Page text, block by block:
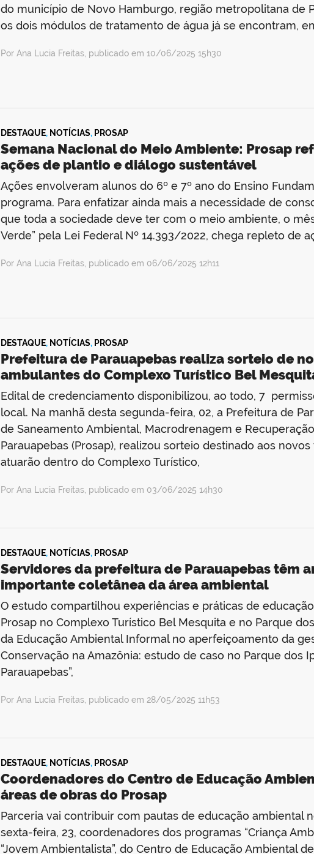
do município de Novo Hamburgo, região metropolitana de
os dois módulos de tratamento de água já se encontram,
Por Ana Lucia Freitas, publicado em 10/06/2025 15h30
DESTAQUE, NOTÍCIAS, PROSAP
Semana Nacional do Meio Ambiente: Prosap
ações de plantio e diálogo sustentável
Ações envolveram alunos do 6º e 7º ano do Ensino
programa. Para enfatizar ainda mais a necessidade de
que toda a sociedade deve ter com o meio ambiente, o
Verde” pela Lei Federal Nº 14.393/2022, chega repleto de
Por Ana Lucia Freitas, publicado em 06/06/2025 12h11
DESTAQUE, NOTÍCIAS, PROSAP
Prefeitura de Parauapebas realiza sorteio de
ambulantes do Complexo Turístico Bel
Edital de credenciamento disponibilizou, ao todo, 7
local. Na manhã desta segunda-feira, 02, a Prefeitura de
de Saneamento Ambiental, Macrodrenagem e
Parauapebas (Prosap), realizou sorteio destinado aos
atuarão dentro do Complexo Turístico,
Por Ana Lucia Freitas, publicado em 03/06/2025 14h30
DESTAQUE, NOTÍCIAS, PROSAP
Servidores da prefeitura de Parauapebas têm
importante coletânea da área ambiental
O estudo compartilhou experiências e práticas de
Prosap no Complexo Turístico Bel Mesquita e no Parque
da Educação Ambiental Informal no aperfeiçoamento da
Conservação na Amazônia: estudo de caso no Parque dos
Parauapebas”,
Por Ana Lucia Freitas, publicado em 28/05/2025 11h53
DESTAQUE, NOTÍCIAS, PROSAP
Coordenadores do Centro de Educação
áreas de obras do Prosap
Parceria vai contribuir com pautas de educação ambiental
sexta-feira, 23, coordenadores dos programas “Criança
“Jovem Ambientalista”, do Centro de Educação Ambiental